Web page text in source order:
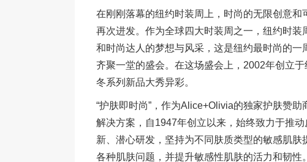
在刚刚落幕的纽约时装周上，时尚的无限创意
再次进发。作为全球四大时装周之一，纽约时
和时尚达人的梦想与风采，这是纽约最时尚的
齐聚一堂的盛会。在这场盛会上，2002年创立
冬系列新品大秀异彩。
“护肤即时尚”，作为Alice+Olivia的独家护肤赞
解决方案，自1947年创立以来，始终致力于推
新、潜心研发，坚持为不同肤质类型的敏感肌
各种肌肤问题，并提升敏感性肌肤的活力和韧